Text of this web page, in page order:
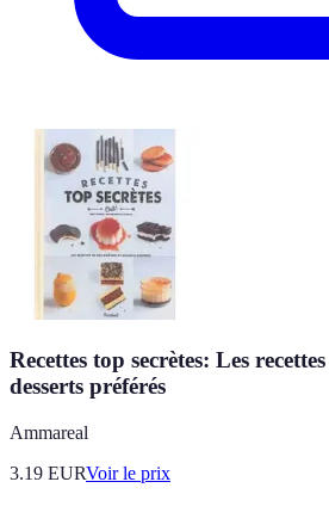
Recettes top secrètes: Les
desserts préférés
Ammareal
3.19 EURVoir le prix